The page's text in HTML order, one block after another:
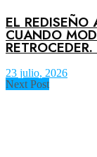
EL REDISEÑO
CUANDO
23 julio, 2026
Next Post